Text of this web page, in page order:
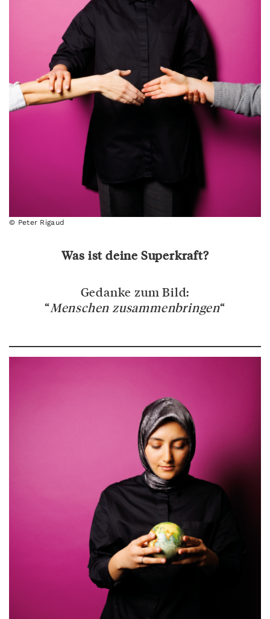
© Peter Rigaud
Was ist deine Superkraft?
Gedanke zum Bild:
“Menschen zusammenbringen“